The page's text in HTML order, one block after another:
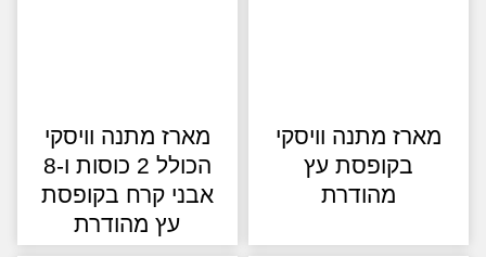
מתנה וויסקי
בקופסת עץ
מהודרת
מארז מתנה וויסקי
הכולל 2 כוסות ו-8
אבני קרח בקופסת
עץ מהודרת